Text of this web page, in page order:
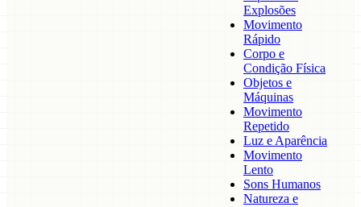
Explosões
Movimento
Rápido
Corpo e
Condição Física
Objetos e
Máquinas
Movimento
Repetido
Luz e Aparência
Movimento
Lento
Sons Humanos
Natureza e